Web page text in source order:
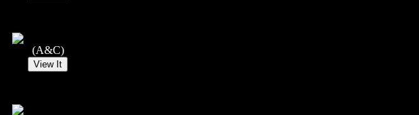
(A&C)